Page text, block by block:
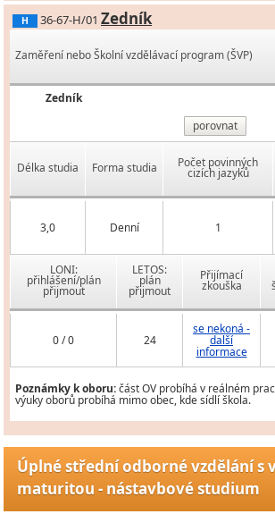
H 36-67-H/01 Zedník
Zaměření nebo Školní vzdělávací program (ŠVP)
Zedník
porovnat
Délka studia Forma studia Počet povinných
cizích jazyků
3,0 Denní 1
LONI:
přihlášení/plán
přijmout
LETOS:
plán
přijmout
Přijímací
zkouška
0 / 0 24
se nekoná -
další
informace
Poznámky k oboru:část OV probíhá v reálném
výuky oborů probíhá mimo obec, kde sídlí škola.
Úplné střední odborné vzdělání s
maturitou - nástavbové studium